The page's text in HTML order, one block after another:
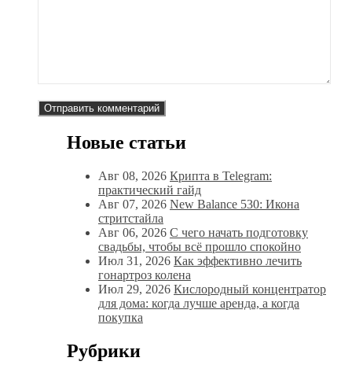
Новые статьи
Авг 08, 2026 Крипта в Telegram:
практический гайд
Авг 07, 2026 New Balance 530: Икона
стритстайла
Авг 06, 2026 С чего начать подготовку
свадьбы, чтобы всё прошло спокойно
Июл 31, 2026 Как эффективно лечить
гонартроз колена
Июл 29, 2026 Кислородный концентратор
для дома: когда лучше аренда, а когда
покупка
Рубрики